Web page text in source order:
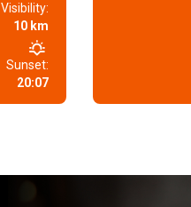
Visibility:
10 km
Sunset:
20:07